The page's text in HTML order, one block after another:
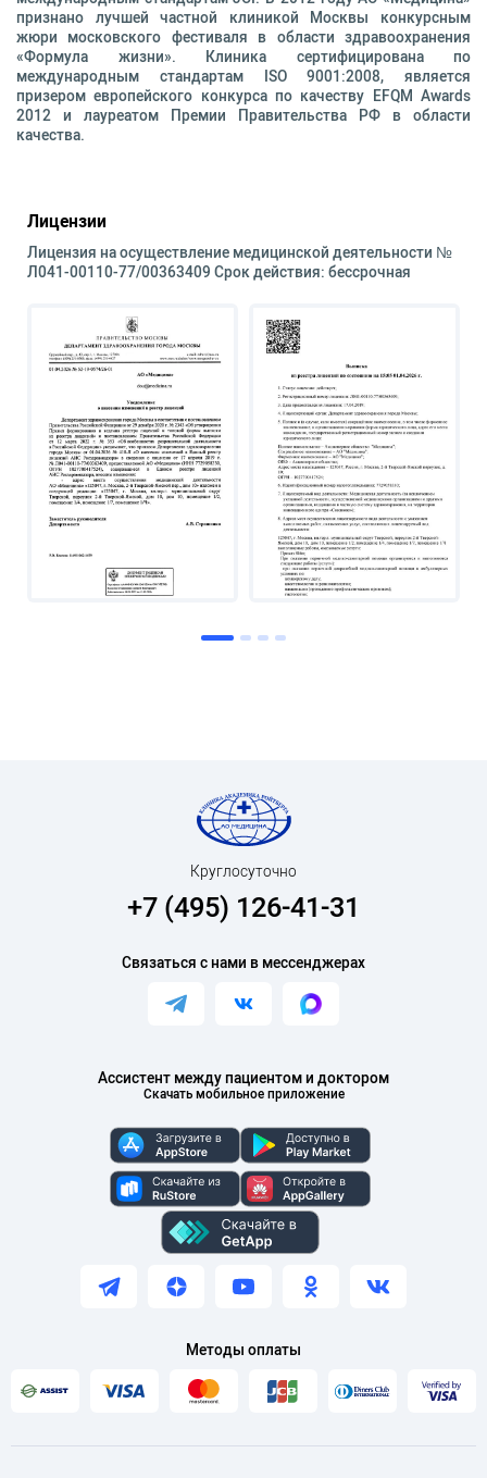
признано лучшей частной клиникой Москвы конкурсным
жюри московского фестиваля в области здравоохранения
«Формула жизни». Клиника сертифицирована по
международным стандартам ISO 9001:2008, является
призером европейского конкурса по качеству EFQM Awards
2012 и лауреатом Премии Правительства РФ в области
качества.
Лицензии
Лицензия на осуществление медицинской деятельности №
Л041-00110-77/00363409 Срок действия: бессрочная
Ассистент между пациентом и доктором
Скачать мобильное приложение
Круглосуточно
+7 (495) 126-41-31
Связаться с нами в мессенджерах
Методы оплаты